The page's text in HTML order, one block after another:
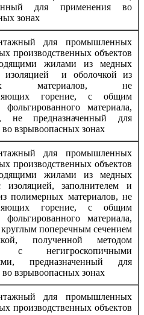
для применения во
зонах
для промышленных
производственных объектов
жилами из медных
изоляцией и оболочкой из
материалов, не
горение, с общим
материала,
не предназначенный для
взрывоопасных зонах
для промышленных
производственных объектов
жилами из медных
изоляцией, заполнителем и
полимерных материалов, не
горение, с общим
материала,
круглым поперечным сечением
полученной методом
с негигроскопичными
предназначенный для
взрывоопасных зонах
для промышленных
производственных объектов